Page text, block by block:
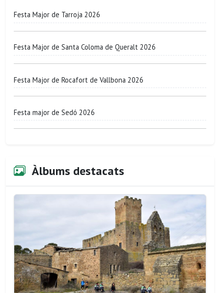
Festa Major de Tarroja 2026
Festa Major de Santa Coloma de Queralt 2026
Festa Major de Rocafort de Vallbona 2026
Festa major de Sedó 2026
Àlbums destacats